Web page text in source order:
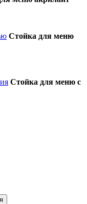
Стойка для меню
Стойка для меню с